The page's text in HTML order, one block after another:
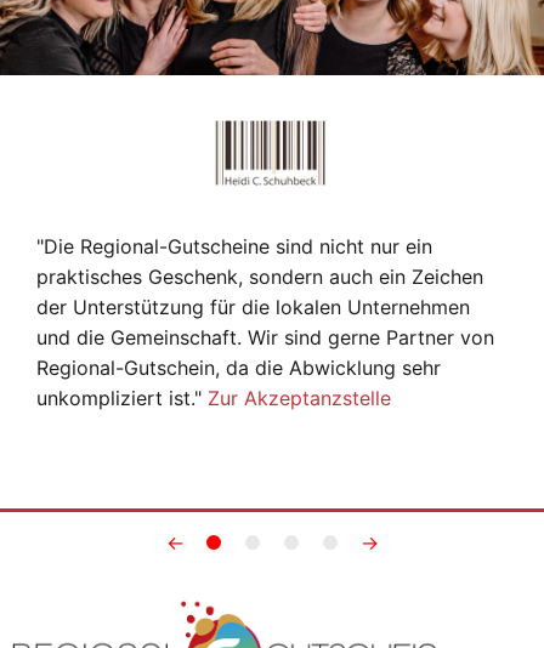
"Die Regional-Gutscheine sind nicht nur ein
praktisches Geschenk, sondern auch ein Zeichen
der Unterstützung für die lokalen Unternehmen
und die Gemeinschaft. Wir sind gerne Partner von
Regional-Gutschein, da die Abwicklung sehr
unkompliziert ist." Zur Akzeptanzstelle
← →